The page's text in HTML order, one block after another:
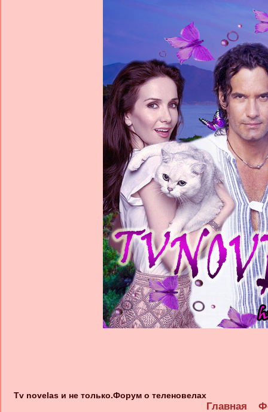
Tv novelas и не только.Форум о теленовелах
Главная